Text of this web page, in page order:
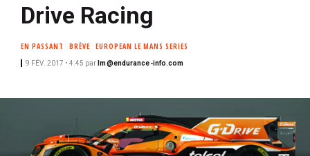
i
Drive Racing
EN PASSANT BRÈVE EUROPEAN LE MANS SERIES
9 FÉV. 2017 • 4:45 par lm@endurance-info.com